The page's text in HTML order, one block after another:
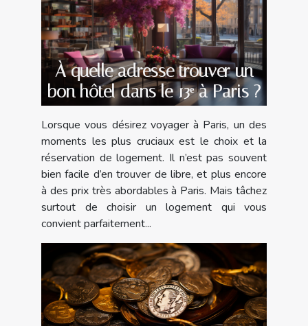
À quelle adresse trouver un
bon hôtel dans le 13ᵉ à Paris ?
Lorsque vous désirez voyager à Paris, un des
moments les plus cruciaux est le choix et la
réservation de logement. Il n’est pas souvent
bien facile d’en trouver de libre, et plus encore
à des prix très abordables à Paris. Mais tâchez
surtout de choisir un logement qui vous
convient parfaitement...